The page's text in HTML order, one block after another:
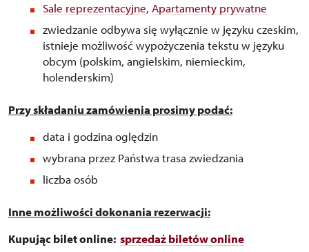
Sale reprezentacyjne, Apartamenty prywatne
zwiedzanie odbywa się wyłącznie w języku czeskim,
istnieje możliwość wypożyczenia tekstu w języku
obcym (polskim, angielskim, niemieckim,
holenderskim)
Przy składaniu zamówienia prosimy podać:
data i godzina oględzin
wybrana przez Państwa trasa zwiedzania
liczba osób
Inne możliwości dokonania rezerwacji:
Kupując bilet online: sprzedaż biletów online